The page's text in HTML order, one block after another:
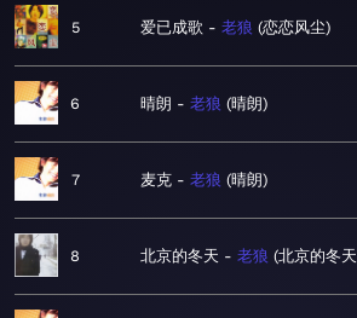
5 爱已成歌 老狼 恋恋风尘
6 晴朗 老狼 晴朗
7 麦克 老狼 晴朗
8 北京的冬天 老狼 北京的冬天